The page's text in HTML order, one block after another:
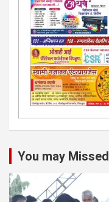
You may Missed